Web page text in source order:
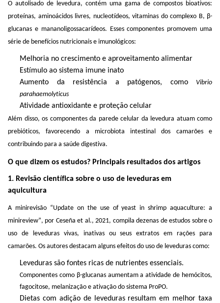
O autolisado de levedura, contém uma gama de compostos bioativos:
proteínas, aminoácidos livres, nucleotídeos, vitaminas do complexo B, β-
glucanas e mananoligossacarídeos. Esses componentes promovem uma
série de benefícios nutricionais e imunológicos:
Melhoria no crescimento e aproveitamento alimentar
Estímulo ao sistema imune inato
Aumento da resistência a patógenos, como Vibrio
parahaemolyticus
Atividade antioxidante e proteção celular
Além disso, os componentes da parede celular da levedura atuam como
prebióticos, favorecendo a microbiota intestinal dos camarões e
contribuindo para a saúde digestiva.
O que dizem os estudos? Principais resultados dos artigos
1. Revisão científica sobre o uso de leveduras em
aquicultura
A minirevisão “Update on theuse of yeast inshrimp aquaculture: a
minireview”, por Ceseña et al., 2021, compila dezenas de estudos sobre o
uso de leveduras vivas, inativas ou seus extratos em rações para
camarões. Os autores destacam alguns efeitos do uso de leveduras como:
Leveduras são fontes ricas de nutrientes essenciais.
Componentes como β-glucanasaumentam a atividade de hemócitos,
fagocitose, melanização e ativação do sistema ProPO.
Dietas com adição de leveduras resultam em melhor taxa